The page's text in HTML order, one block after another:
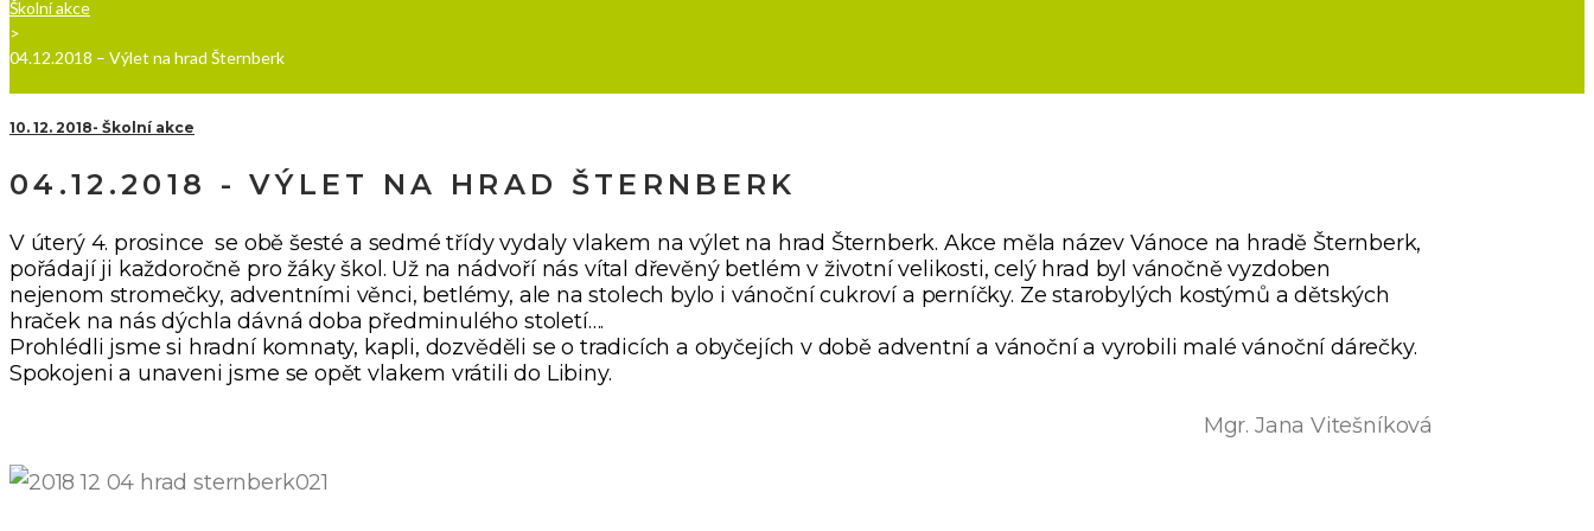
Školní akce
>
04.12.2018 – Výlet na hrad Šternberk
10. 12. 2018 Školní akce
04.12.2018 - VÝLET NA HRAD ŠTERNBERK
V úterý 4. prosince se obě šesté a sedmé třídy vydaly vlakem na výlet na hrad Šternberk. Akce měla název Vánoce na hradě Šternberk,
pořádají ji každoročně pro žáky škol. Už na nádvoří nás vítal dřevěný betlém v životní velikosti, celý hrad byl vánočně vyzdoben
nejenom stromečky, adventními věnci, betlémy, ale na stolech bylo i vánoční cukroví a perníčky. Ze starobylých kostýmů a dětských
hraček na nás dýchla dávná doba předminulého století….
Prohlédli jsme si hradní komnaty, kapli, dozvěděli se o tradicích a obyčejích v době adventní a vánoční a vyrobili malé vánoční dárečky.
Spokojeni a unaveni jsme se opět vlakem vrátili do Libiny.
Mgr. Jana Vitešníková